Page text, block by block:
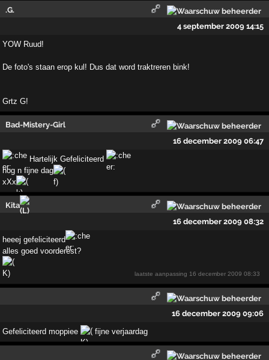
.G.
4 september 2009 14:15
YOW Ruud!
De foto's staan erop kul! Dus dat word traktreren bink!
Grtz G!
Bad-Mistery-Girl
16 december 2009 06:47
Hartelijk Gefeliciteerd
nog n fijne dag
xXx
Kita
16 december 2009 08:32
heeej gefeliciteerd
alles goed voorderest?
laatste aanpassing 16 december 2009 08:33
16 december 2009 09:06
Gefeliciteerd moppiee fijne verjaardag